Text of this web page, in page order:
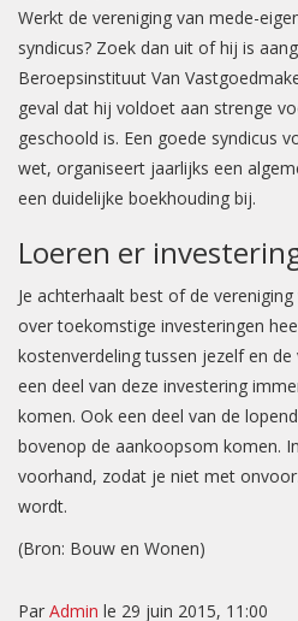
Werkt de vereniging van mede-
syndicus? Zoek dan uit of hij is
Beroepsinstituut Van
geval dat hij voldoet aan strenge
geschoold is. Een goede syndicus
wet, organiseert jaarlijks een
een duidelijke boekhouding bij.
Loeren er
Je achterhaalt best of de
over toekomstige investeringen
kostenverdeling tussen jezelf en
een deel van deze investering
komen. Ook een deel van de
bovenop de aankoopsom komen.
voorhand, zodat je niet met
wordt.
(Bron: Bouw en Wonen)
Par Admin le 29 juin 2015, 11:00